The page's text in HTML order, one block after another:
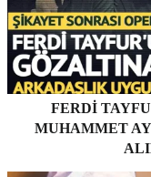
FERDI
MUHAMMET